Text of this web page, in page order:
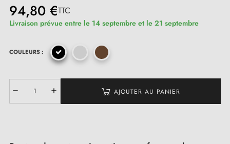
94,80 €TTC
Livraison prévue entre le 14 septembre et le 21 septembre
COULEURS :
AJOUTER AU PANIER